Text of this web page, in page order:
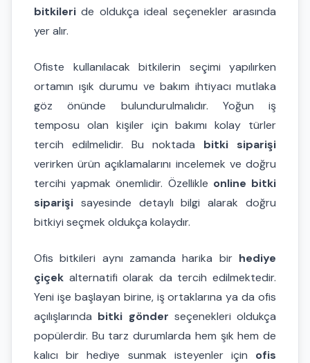
bitkileri de oldukça ideal seçenekler arasında
yer alır.
Ofiste kullanılacak bitkilerin seçimi yapılırken
ortamın ışık durumu ve bakım ihtiyacı mutlaka
göz önünde bulundurulmalıdır. Yoğun iş
temposu olan kişiler için bakımı kolay türler
tercih edilmelidir. Bu noktada bitki siparişi
verirken ürün açıklamalarını incelemek ve doğru
tercihi yapmak önemlidir. Özellikle online bitki
siparişi sayesinde detaylı bilgi alarak doğru
bitkiyi seçmek oldukça kolaydır.
Ofis bitkileri aynı zamanda harika bir hediye
çiçek alternatifi olarak da tercih edilmektedir.
Yeni işe başlayan birine, iş ortaklarına ya da ofis
açılışlarında bitki gönder seçenekleri oldukça
popülerdir. Bu tarz durumlarda hem şık hem de
kalıcı bir hediye sunmak isteyenler için ofis